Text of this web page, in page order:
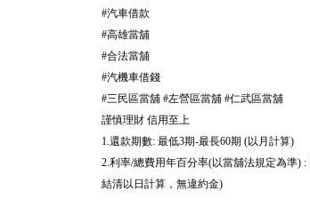
#汽車借款
#高雄當舖
#合法當舖
#汽機車借錢
#三民區當舖 #左營區當舖 #仁武區當舖
謹慎理財信用至上
1.還款期數: 最低3期-最長60期 (以月計算)
2.利率/總費用年百分率(以當舖法規定為準) :
結清以日計算，無違約金)